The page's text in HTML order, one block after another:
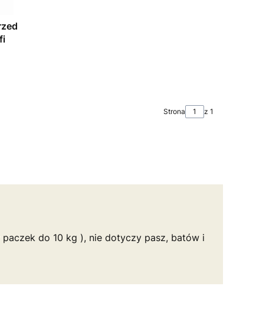
Strona z 1
do 10 kg ), nie dotyczy pasz, batów i